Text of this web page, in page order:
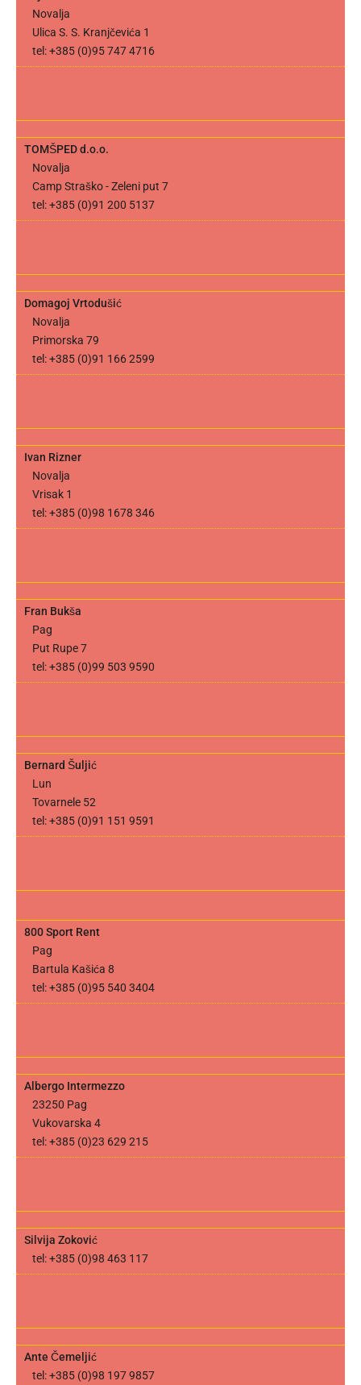
Novalja
Ulica S. S. Kranjčevića 1
tel: +385 (0)95 747 4716
TOMŠPED d.o.o.
Novalja
Camp Straško - Zeleni put 7
tel: +385 (0)91 200 5137
Domagoj Vrtodušić
Novalja
Primorska 79
tel: +385 (0)91 166 2599
Ivan Rizner
Novalja
Vrisak 1
tel: +385 (0)98 1678 346
Fran Bukša
Pag
Put Rupe 7
tel: +385 (0)99 503 9590
Bernard Šuljić
Lun
Tovarnele 52
tel: +385 (0)91 151 9591
800 Sport Rent
Pag
Bartula Kašića 8
tel: +385 (0)95 540 3404
Albergo Intermezzo
23250 Pag
Vukovarska 4
tel: +385 (0)23 629 215
Silvija Zoković
tel: +385 (0)98 463 117
Ante Čemeljić
tel: +385 (0)98 197 9857